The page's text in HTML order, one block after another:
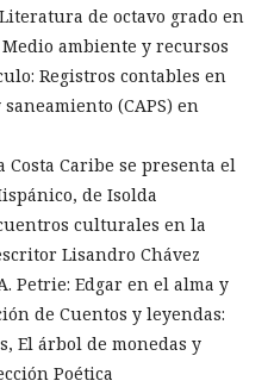
de octavo grado en
ambiente y recursos
Registros contables en
(CAPS) en
Caribe se presenta el
de Isolda
culturales en la
Lisandro Chávez
Petrie: Edgar en el alma y
de Cuentos y leyendas:
El árbol de monedas y
Poética